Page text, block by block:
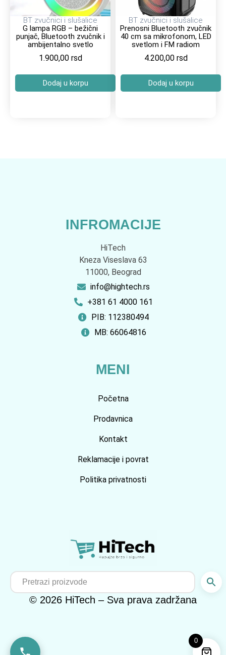
BT zvučnici i slušalice
G lampa RGB – bežični
punjač, Bluetooth zvučnik i
ambijentalno svetlo
1.900,00 rsd
Dodaj u korpu
BT zvučnici i slušalice
Prenosni Bluetooth zvučnik
40 cm sa mikrofonom, LED
svetlom i FM radiom
4.200,00 rsd
Dodaj u korpu
INFROMACIJE
HiTech
Kneza Viseslava 63
11000, Beograd
info@hightech.rs
+381 61 4000 161
PIB: 112380494
MB: 66064816
MENI
Početna
Prodavnica
Kontakt
Reklamacije i povrat
Politika privatnosti
© 2026 HiTech – Sva prava zadržana
0